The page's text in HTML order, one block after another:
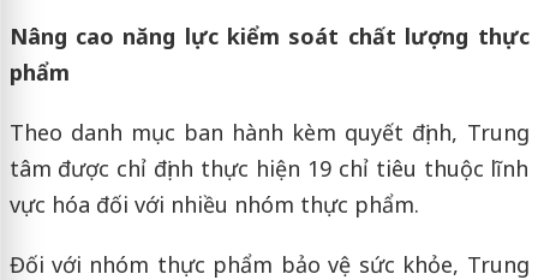
Nâng cao năng lực kiểm soát chất lượng thực
phẩm
Theo danh mục ban hành kèm quyết định, Trung
tâm được chỉ định thực hiện 19 chỉ tiêu thuộc lĩnh
vực hóa đối với nhiều nhóm thực phẩm.
Đối với nhóm thực phẩm bảo vệ sức khỏe, Trung